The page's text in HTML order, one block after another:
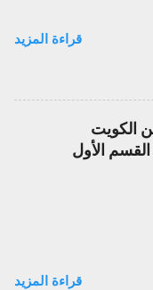
قراءة المزيد
الكويت
الثانى 2025 - 2026 القسم الأول
قراءة المزيد